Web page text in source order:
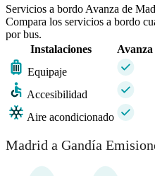
Servicios a bordo Avanza de
Compara los servicios a bordo
por bus.
Instalaciones
Avanza
Equipaje
Accesibilidad
Aire acondicionado
Madrid a Gandía